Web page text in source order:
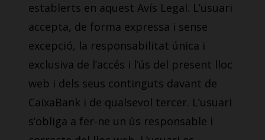
establerts en aquest Avís Legal. L’usuari
accepta, de forma expressa i sense
excepció, la responsabilitat única i
exclusiva de l’accés i l’ús del present lloc
web i dels seus continguts davant de
CaixaBank i de qualsevol tercer. L’usuari
s’obliga a fer-ne un ús responsable i